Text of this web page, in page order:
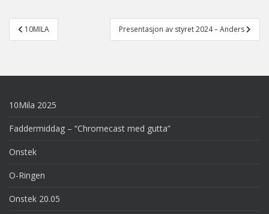
Post
navigation
10MILA Presentasjon av styret 2024 – Anders
10Mila 2025
Faddermiddag – “Chromecast med gutta”
Onstek
O-Ringen
Onstek 20.05